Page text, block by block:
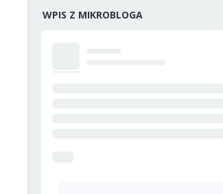
WPIS Z MIKROBLOGA